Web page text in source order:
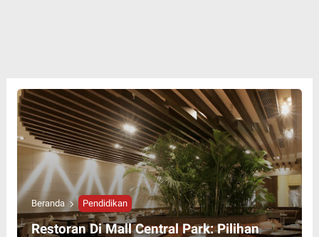
Beranda Pendidikan
Restoran Di Mall Central Park: Pilihan